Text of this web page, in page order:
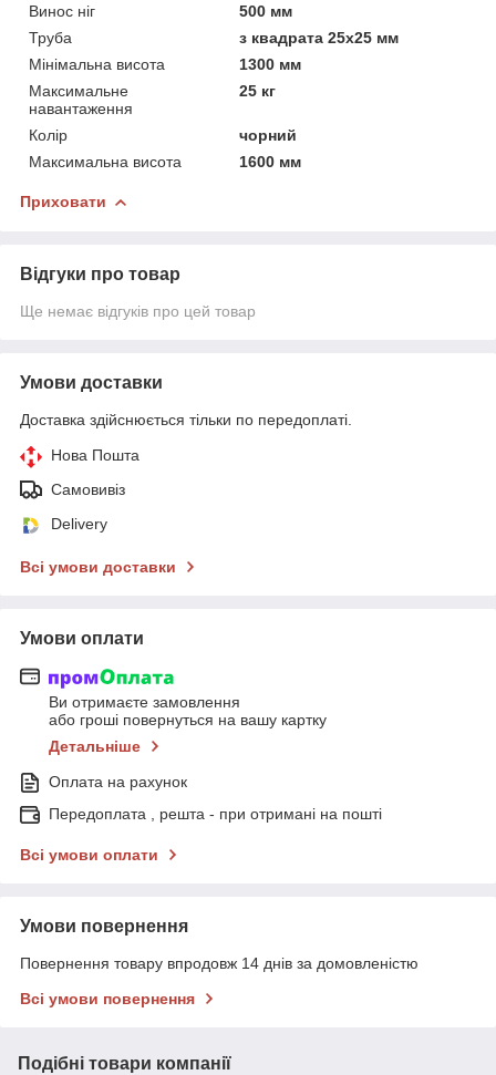
Винос ніг
500 мм
Труба
з квадрата 25х25 мм
Мінімальна висота
1300 мм
Максимальне
навантаження
25 кг
Колір
чорний
Максимальна висота
1600 мм
Приховати
Відгуки про товар
Ще немає відгуків про цей товар
Умови доставки
Доставка здійснюється тільки по передоплаті.
Нова Пошта
Самовивіз
Delivery
Всі умови доставки
Умови оплати
Ви отримаєте замовлення
або гроші повернуться на вашу картку
Детальніше
Оплата на рахунок
Передоплата , решта - при отримані на пошті
Всі умови оплати
Умови повернення
Повернення товару впродовж 14 днів за домовленістю
Всі умови повернення
Подібні товари компанії